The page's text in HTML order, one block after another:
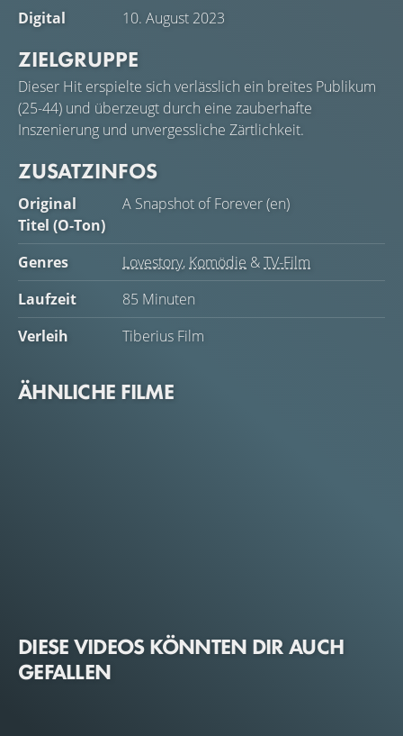
Digital 10. August 2023
ZIELGRUPPE
Dieser Hit erspielte sich verlässlich ein breites Publikum
(25-44) und überzeugt durch eine zauberhafte
Inszenierung und unvergessliche Zärtlichkeit.
ZUSATZINFOS
Original
Titel (O-Ton)
A Snapshot of Forever (en)
Genres Lovestory, Komödie &TV-Film
Laufzeit
85 Minuten
Verleih
Tiberius Film
ÄHNLICHE FILME
DIESE VIDEOS KÖNNTEN DIR AUCH
GEFALLEN